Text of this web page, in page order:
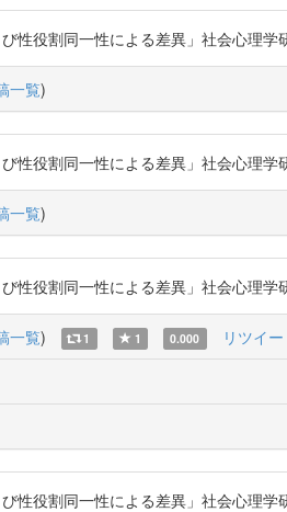
性役割同一性による差異」社会心
一覧)
性役割同一性による差異」社会心
一覧)
性役割同一性による差異」社会心
一覧) 1 1 0.000 リツイ
性役割同一性による差異」社会心